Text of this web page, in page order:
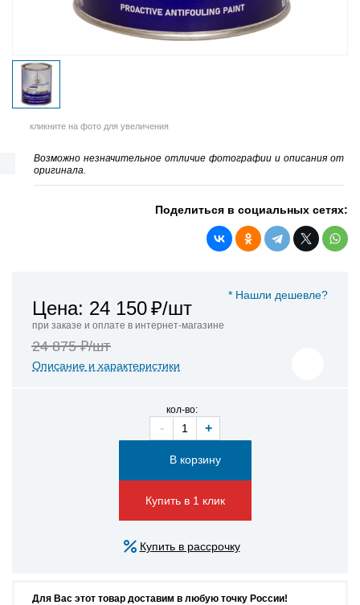
кликните на фото для увеличения
Возможно незначительное отличие фотографии и описания от
оригинала.
Поделиться в социальных сетях:
* Нашли дешевле?
Цена: 24 150₽/шт
при заказе и оплате в интернет-магазине
24 875 ₽/шт
Описание и характеристики
кол-во:
- +
Купить в 1 клик
Купить в рассрочку
Для Вас этот товар доставим в любую точку России!